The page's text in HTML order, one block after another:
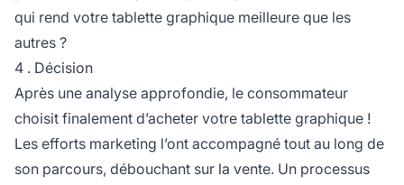
qui rend votre tablette graphique meilleure que les
autres ?
4 . Décision
Après une analyse approfondie, le consommateur
choisit finalement d’acheter votre tablette graphique !
Les efforts marketing l’ont accompagné tout au long de
son parcours, débouchant sur la vente. Un processus